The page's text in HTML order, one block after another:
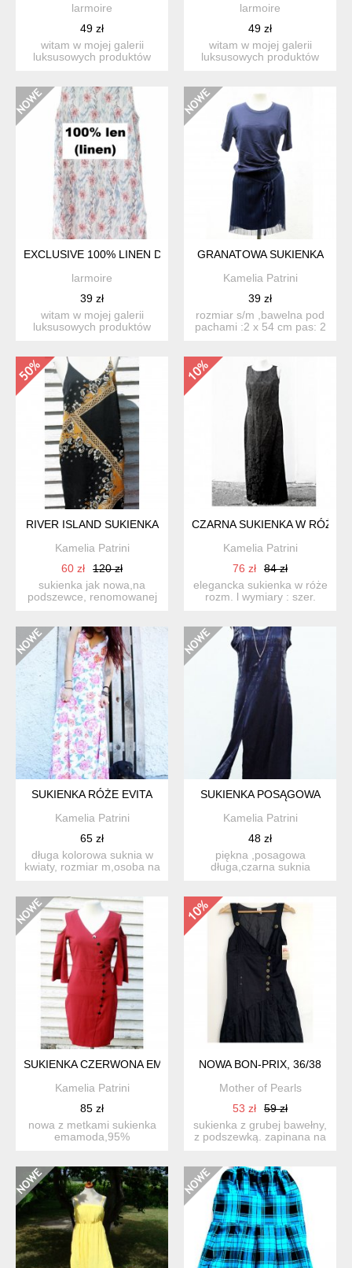
larmoire
49 zł
witam w mojej galerii
luksusowych produktów
larmoire
49 zł
witam w mojej galerii
luksusowych produktów
EXCLUSIVE 100% LINEN DRESS
larmoire
39 zł
witam w mojej galerii
luksusowych produktów
GRANATOWA SUKIENKA
Kamelia Patrini
39 zł
rozmiar s/m ,bawelna pod
pachami :2 x 54 cm pas: 2
RIVER ISLAND SUKIENKA
Kamelia Patrini
60 zł
120 zł
sukienka jak nowa,na
podszewce, renomowanej
CZARNA SUKIENKA W RÓŻE
Kamelia Patrini
76 zł
84 zł
elegancka sukienka w róże
rozm. l wymiary : szer.
SUKIENKA RÓŻE EVITA
Kamelia Patrini
65 zł
długa kolorowa suknia w
kwiaty, rozmiar m,osoba na
SUKIENKA POSĄGOWA
Kamelia Patrini
48 zł
piękna ,posagowa
długa,czarna suknia
SUKIENKA CZERWONA EMAMODA
Kamelia Patrini
85 zł
nowa z metkami sukienka
emamoda,95%
NOWA BON-PRIX, 36/38
Mother of Pearls
53 zł
59 zł
sukienka z grubej bawełny,
z podszewką. zapinana na